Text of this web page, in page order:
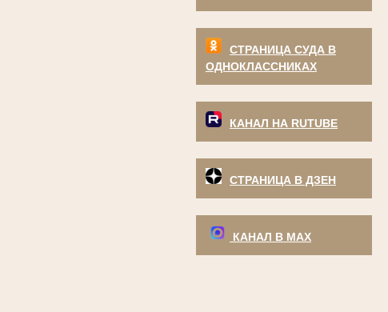
СТРАНИЦА СУДА В
ОДНОКЛАССНИКАХ
КАНАЛ НА RUTUBE
СТРАНИЦА В ДЗЕН
КАНАЛ В МАХ